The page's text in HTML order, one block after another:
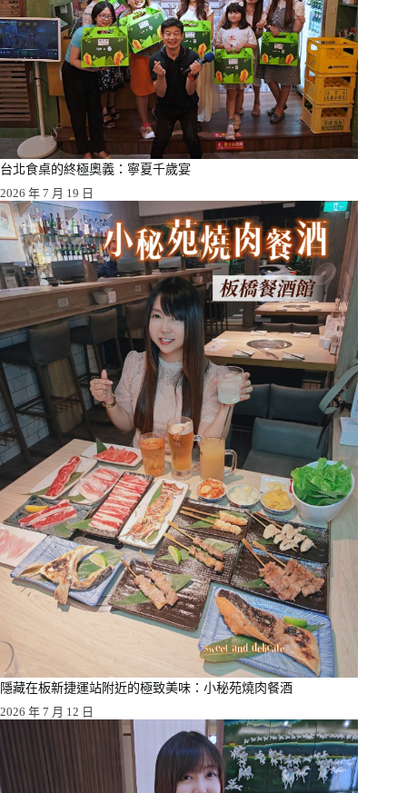
台北食桌的終極奧義：寧夏千歲宴
2026 年 7 月 19 日
隱藏在板新捷運站附近的極致美味：小秘苑燒肉餐酒
2026 年 7 月 12 日